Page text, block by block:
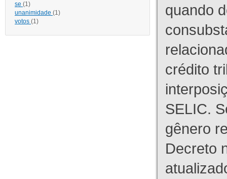
se (1)
unanimidade (1)
votos (1)
quando
crédito
SELIC.
gênero
Decreto